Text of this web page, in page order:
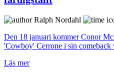
Ralph Nordahl
Den 18 januari kommer Conor
'Cowboy' Cerrone i sin
Läs mer